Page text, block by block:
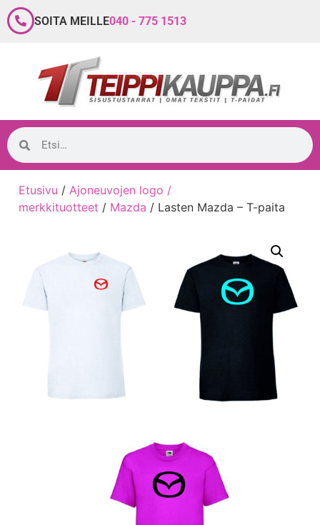
SOITA MEILLE040 - 775 1513
Etusivu / Ajoneuvojen logo /
merkkituotteet / Mazda / Lasten Mazda – T-paita